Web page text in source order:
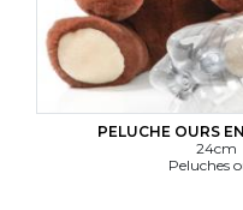
OURS EN RPET MBW